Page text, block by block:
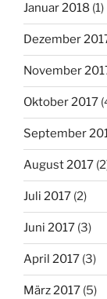
Januar 2018 (1)
Dezember
November
Oktober 2017
September
August 2017
Juli 2017 (2)
Juni 2017 (3)
April 2017 (3)
März 2017 (5)